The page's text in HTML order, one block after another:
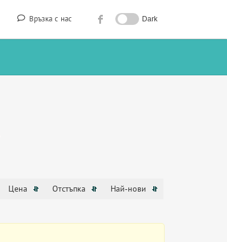
Връзка с нас Dark
Цена Отстъпка Най-нови